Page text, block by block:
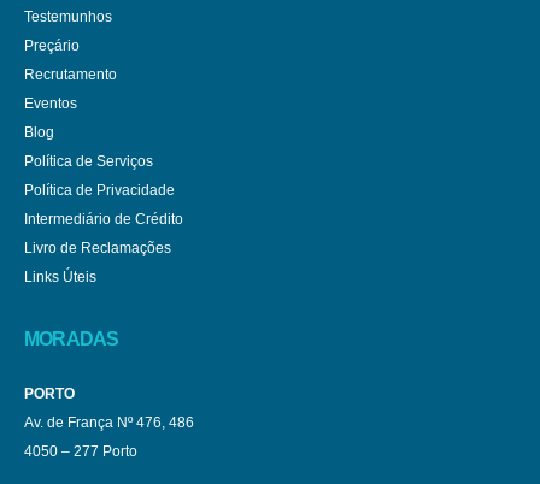
Testemunhos
Preçário
Recrutamento
Eventos
Blog
Política de Serviços
Política de Privacidade
Intermediário de Crédito
Livro de Reclamações
Links Úteis
MORADAS
PORTO
Av. de França Nº 476, 486
4050 – 277 Porto